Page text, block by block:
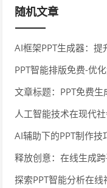
随机文章
AI框架PPT生成器：
PPT智能排版免费-优
题
文章标题：PPT免费
人工智能技术在现代
AI辅助下的PPT制作
释放创意：在线生成
探索PPT智能分析在